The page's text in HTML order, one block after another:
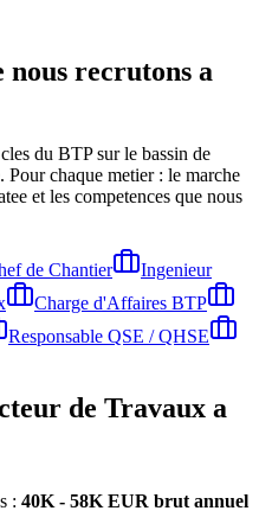
nous recrutons a
du BTP sur le bassin de
. Pour chaque metier : le marche
et les competences que nous
de Chantier
Ingenieur
Charge d'Affaires BTP
Responsable QSE / QHSE
de Travaux a
: 40K - 58K EUR brut annuel